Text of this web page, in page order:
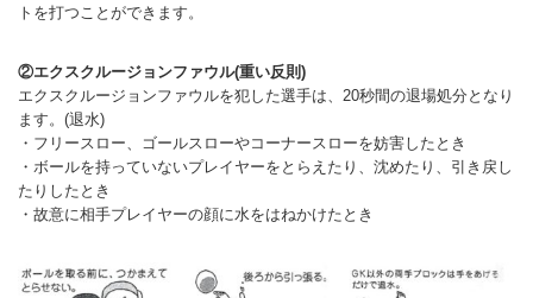
トを打つことができます。
②エクスクルージョンファウル(重い反則)
エクスクルージョンファウルを犯した選手は、20秒間の退場処分となり
ます。(退水)
・フリースロー、ゴールスローやコーナースローを妨害したとき
・ボールを持っていないプレイヤーをとらえたり、沈めたり、引き戻し
たりしたとき
・故意に相手プレイヤーの顔に水をはねかけたとき